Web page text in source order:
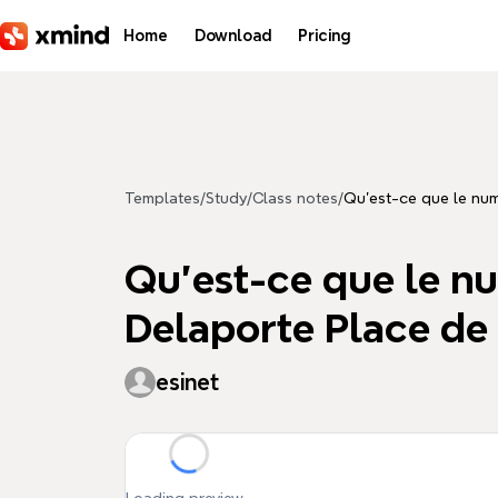
Home Download Pricing
Templates/Study/Class notes/Qu'est-ce que le
Qu'est-ce que le
Delaporte Place
esinet